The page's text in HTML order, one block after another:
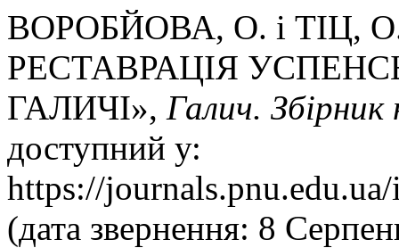
ВОРОБЙОВА, О. і ТІЦ,
РЕСТАВРАЦІЯ
ГАЛИЧІ», Галич. Збірник
доступний у:
https://
(дата звернення: 8